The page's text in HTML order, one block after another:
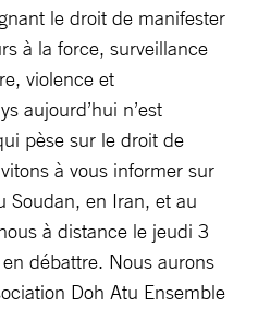
le droit de manifester
à la force, surveillance
violence et
aujourd’hui n’est
pèse sur le droit de
à vous informer sur
Soudan, en Iran, et au
à distance le jeudi 3
débattre. Nous aurons
Doh Atu Ensemble